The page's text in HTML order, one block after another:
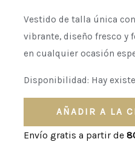
Vestido de talla única
vibrante, diseño fresco y
en cualquier ocasión
Disponibilidad: Hay
AÑADIR A LA
Envío gratis a partir de